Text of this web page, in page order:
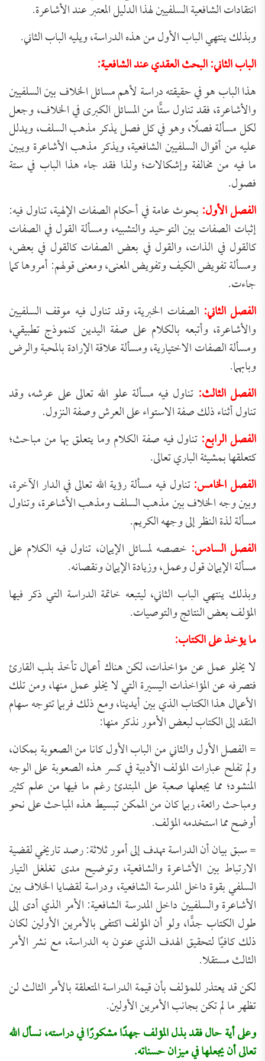
انتقادات الشافعية السلفيين لهذا الدليل المعتبر عند الأشاعرة.
وبذلك ينتهي الباب الأول من هذه الدراسة، ويليه الباب الثاني.
الباب الثاني: البحث العقدي عند الشافعية:
هذا الباب هو في حقيقته دراسة لأهم مسائل الخلاف بين السلفيين
والأشاعرة، فقد تناول ستًّا من المسائل الكبرى في الخلاف، وجعل
لكل مسألة فصلًا، وهو في كل فصل يذكر مذهب السلف، ويدلل
عليه من أقوال السلفيين الشافعية، ويذكر مذهب الأشاعرة ويبين
ما فيه من مخالفة وإشكالات؛ ولذا فقد جاء هذا الباب في ستة
فصول.
الفصل الأول:بحوث عامة في أحكام الصفات الإلهية، تناول فيه:
إثبات الصفات بين التوحيد والتشبيه، ومسألة القول في الصفات
كالقول في الذات، والقول في بعض الصفات كالقول في بعض،
ومسألة تفويض الكيف وتفويض المعنى، ومعنى قولهم: أمروها كما
جاءت.
الفصل الثاني: الصفات الخبرية، وقد تناول فيه موقف السلفيين
والأشاعرة، وأتبعه بالكلام على صفة اليدين كنموذج تطبيقي،
ومسألة الصفات الاختيارية، ومسألة علاقة الإرادة بالمحبة والرض
وبابهما.
الفصل الثالث: تناول فيه مسألة علو الله تعالى على عرشه، وقد
تناول أثناء ذلك صفة الاستواء على العرش وصفة النزول.
الفصل الرابع:تناول فيه صفة الكلام وما يتعلق بها من مباحث؛
كتعلقها بمشيئة الباري تعالى.
الفصل الخامس:تناول فيه مسألة رؤية الله تعالى في الدار الآخرة،
وبين وجه الخلاف بين مذهب السلف ومذهب الأشاعرة، وتناول
مسألة لذة النظر إلى وجهه الكريم.
الفصل السادس: خصصه لمسائل الإيمان، تناول فيه الكلام على
مسألة الإيمان قول وعمل، وزيادة الإيمان ونقصانه.
وبذلك ينتهي الباب الثاني، ليتبعه خاتمة الدراسة التي ذكر فيها
المؤلف بعض النتائج والتوصيات.
ما يؤخذ على الكتاب:
لا يخلو عمل عن مؤاخذات، لكن هناك أعمال تأخذ بلب القارئ
فتصرفه عن المؤاخذات اليسيرة التي لا يخلو عمل منها، ومن تلك
الأعمال هذا الكتاب الذي بين أيدينا، ومع ذلك فربما تتوجه سهام
النقد إلى الكتاب لبعض الأمور نذكر منها:
= الفصل الأول والثاني من الباب الأول كانا من الصعوبة بمكان،
ولم تفلح عبارات المؤلف الأدبية في كسر هذه الصعوبة على الوجه
المنشود؛ مما يجعلها صعبة على المبتدئ رغم ما فيها من علم كثير
ومباحث رائعة، ربما كان من الممكن تبسيط هذه المباحث على نحو
أوضح مما استخدمه المؤلف.
= سبق بيان أن الدراسة تهدف إلى أمور ثلاثة: رصد تاريخي لقضية
الارتباط بين الأشاعرة والشافعية، وتوضيح مدى تغلغل التيار
السلفي بقوة داخل المدرسة الشافعية، ودراسة لقضايا الخلاف بين
الأشاعرة والسلفيين داخل المدرسة الشافعية: الأمر الذي أدى إلى
طول الكتاب جدًّا، ولو أن المؤلف اكتفى بالأمرين الأولين لكان
ذلك كافيًا لتحقيق الهدف الذي عنون به الدراسة، مع نشر الأمر
الثالث مستقلا.
لكن قد يعتذر للمؤلف بأن قيمة الدراسة المتعلقة بالأمر الثالث لن
تظهر ما لم تكن بجانب الأمرين الأولين.
وعلى أية حال فقد بذل المؤلف جهدًا مشكورًا في دراسته، نسأل الله
تعالى أن يجعلها في ميزان حسناته.